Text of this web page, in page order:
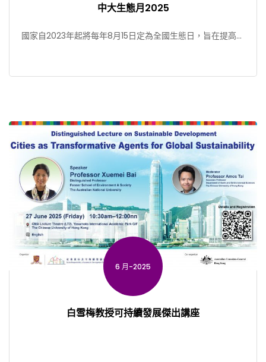
中大生態月2025
國家自2023年起將每年8月15日定為全國生態日，旨在提高社
6 月-2025
白雪梅教授可持續發展傑出講座